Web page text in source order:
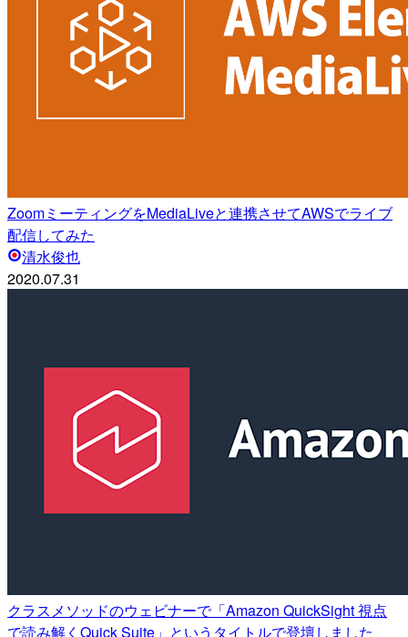
ZoomミーティングをMediaLiveと連携させてAWSでライブ
配信してみた
清水俊也
2020.07.31
クラスメソッドのウェビナーで「Amazon QuickSight 視点
で読み解くQuick Suite」というタイトルで登壇しました